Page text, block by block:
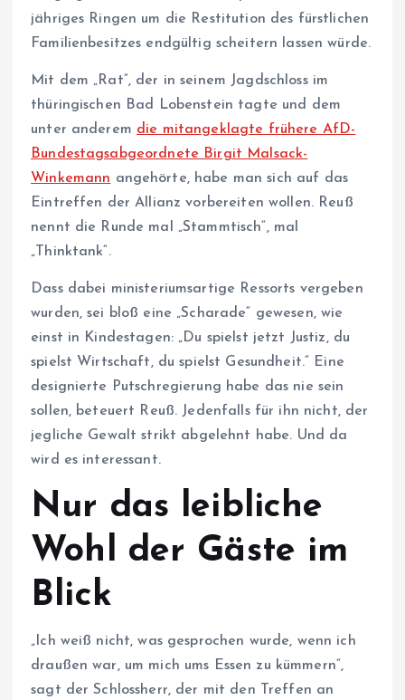
jähriges Ringen um die Restitution des fürstlichen
Familienbesitzes endgültig scheitern lassen würde.
Mit dem „Rat“, der in seinem Jagdschloss im
thüringischen Bad Lobenstein tagte und dem
unter anderem die mitangeklagte frühere AfD-
Bundestagsabgeordnete Birgit Malsack-
Winkemann angehörte, habe man sich auf das
Eintreffen der Allianz vorbereiten wollen. Reuß
nennt die Runde mal „Stammtisch“, mal
„Thinktank“.
Dass dabei ministeriumsartige Ressorts vergeben
wurden, sei bloß eine „Scharade“ gewesen, wie
einst in Kindestagen: „Du spielst jetzt Justiz, du
spielst Wirtschaft, du spielst Gesundheit.“ Eine
designierte Putschregierung habe das nie sein
sollen, beteuert Reuß. Jedenfalls für ihn nicht, der
jegliche Gewalt strikt abgelehnt habe. Und da
wird es interessant.
Nur das leibliche
Wohl der Gäste im
Blick
„Ich weiß nicht, was gesprochen wurde, wenn ich
draußen war, um mich ums Essen zu kümmern“,
sagt der Schlossherr, der mit den Treffen an